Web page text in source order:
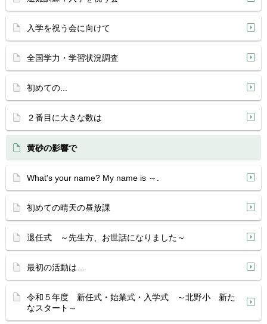
入学を祝う会に向けて
全国学力・学習状況調査
初めての...
２番目に大きな数は
黄砂の影響で
What's your name? My name is ～.
初めての晴天の昼放課
退任式 ～先生方、お世話になりました～
最初の活動は…
令和５年度 新任式・始業式・入学式 ～北野小 新た
なスタート～